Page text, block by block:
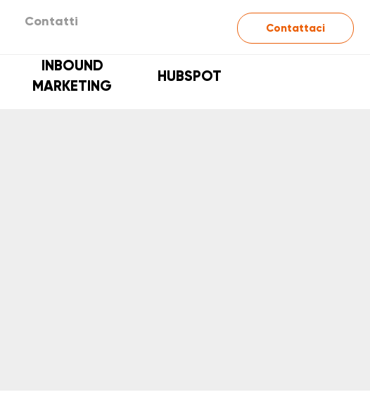
Contatti
INBOUND
MARKETING
HUBSPOT
Contattaci